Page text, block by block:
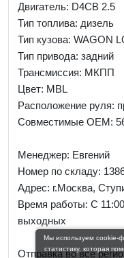
Двигатель: D4CB 2.5
Тип топлива: дизель
Тип кузова: WAGON
Тип привода: задний
Трансмиссия: МКПП
Цвет: MBL
Расположение руля:
Совместимые OEM:
Менеджер: Евгений
Номер по складу:
Адрес: г.Москва,
Время работы: С
выходных
Отправка во все
Мы используем cookie-
статистику, которая